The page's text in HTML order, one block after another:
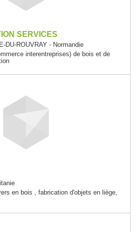
SERVICES
DU-ROUVRAY - Normandie
interentreprises) de bois et de
en bois , fabrication d'objets en liège,